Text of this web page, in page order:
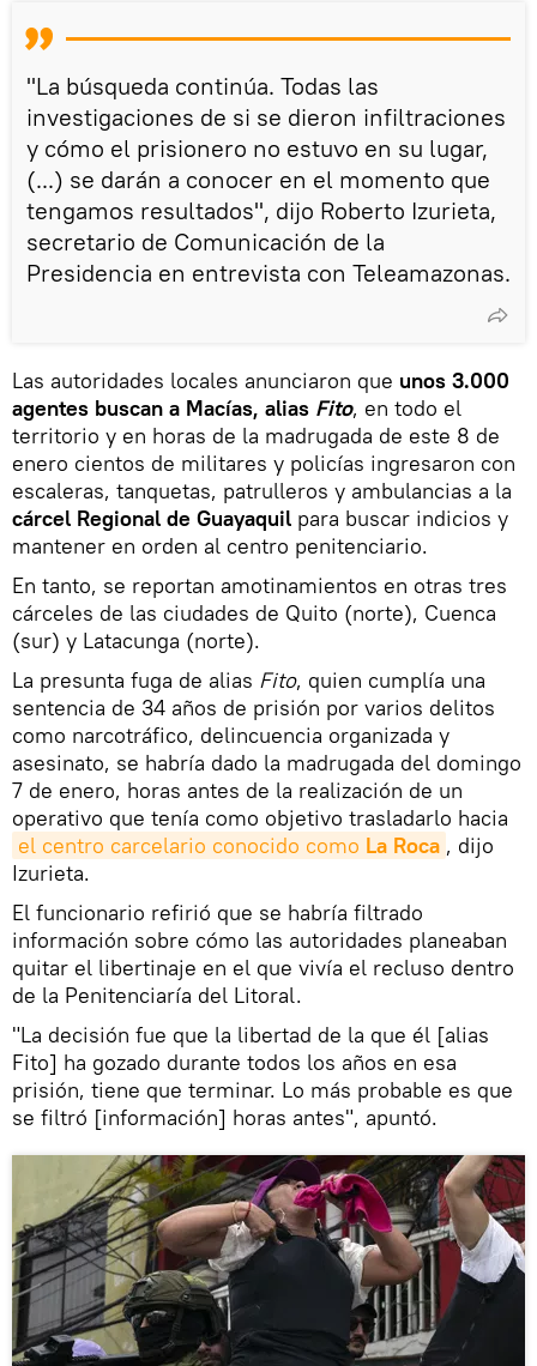
"La búsqueda continúa. Todas las
investigaciones de si se dieron infiltraciones
y cómo el prisionero no estuvo en su lugar,
(...) se darán a conocer en el momento que
tengamos resultados", dijo Roberto Izurieta,
secretario de Comunicación de la
Presidencia en entrevista con Teleamazonas.
Las autoridades locales anunciaron que unos 3.000
agentes buscan a Macías, alias Fito, en todo el
territorio y en horas de la madrugada de este 8 de
enero cientos de militares y policías ingresaron con
escaleras, tanquetas, patrulleros y ambulancias a la
cárcel Regional de Guayaquil para buscar indicios y
mantener en orden al centro penitenciario.
En tanto, se reportan amotinamientos en otras tres
cárceles de las ciudades de Quito (norte), Cuenca
(sur) y Latacunga (norte).
La presunta fuga de alias Fito, quien cumplía una
sentencia de 34 años de prisión por varios delitos
como narcotráfico, delincuencia organizada y
asesinato, se habría dado la madrugada del domingo
7 de enero, horas antes de la realización de un
operativo que tenía como objetivo trasladarlo hacia
el centro carcelario conocido como La Roca , dijo
Izurieta.
El funcionario refirió que se habría filtrado
información sobre cómo las autoridades planeaban
quitar el libertinaje en el que vivía el recluso dentro
de la Penitenciaría del Litoral.
"La decisión fue que la libertad de la que él [alias
Fito] ha gozado durante todos los años en esa
prisión, tiene que terminar. Lo más probable es que
se filtró [información] horas antes", apuntó.